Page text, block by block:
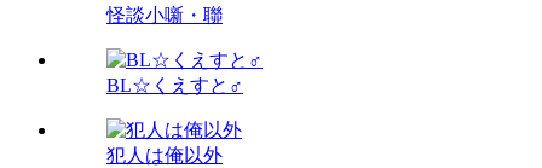
怪談小噺・聯
BL☆くえすと♂
犯人は俺以外